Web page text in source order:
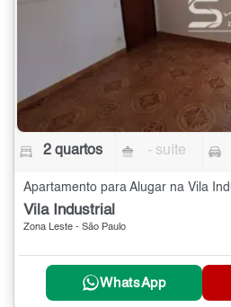
2 quartos - suíte
Vila Industrial
Zona Leste - São Paulo
WhatsApp